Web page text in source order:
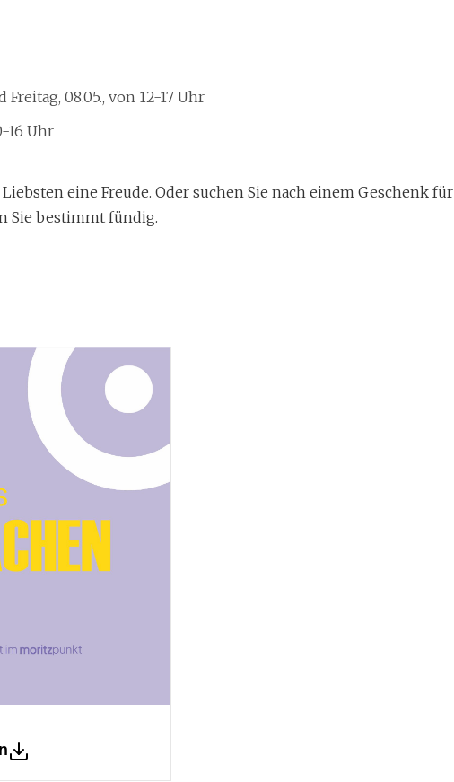
Freitag, 08.05., von 12-17 Uhr
16 Uhr
eine Freude. Oder suchen Sie nach einem Geschenk für
Sie bestimmt fündig.